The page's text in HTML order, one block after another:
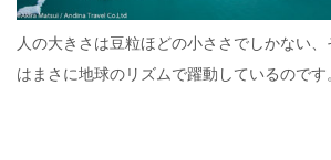
人の大きさは豆粒ほどの小ささでしかない
はまさに地球のリズムで躍動しているのです